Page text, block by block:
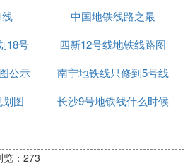
波轨道交通1号线执行新版运行
隔，提高列车速度。
波轨道交通腾讯乘车码正式上
动轨道公交90分钟优惠换乘惠
号线最早几点开
图
中国地铁线路之最
18号
四新12号线地铁线路图
公示
南宁地铁线只修到5号线
图
长沙9号地铁线什么时候
览：273